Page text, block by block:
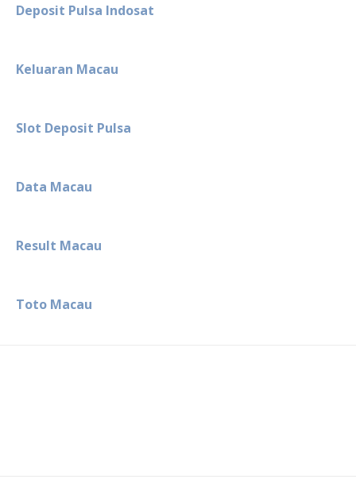
Deposit Pulsa Indosat
Keluaran Macau
Slot Deposit Pulsa
Data Macau
Result Macau
Toto Macau